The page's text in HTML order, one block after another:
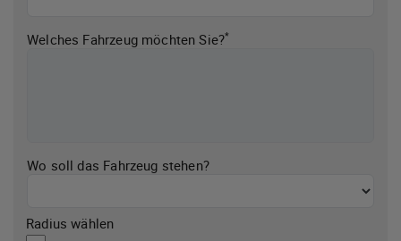
Welches Fahrzeug möchten Sie?*
Wo soll das Fahrzeug stehen?
Radius wählen